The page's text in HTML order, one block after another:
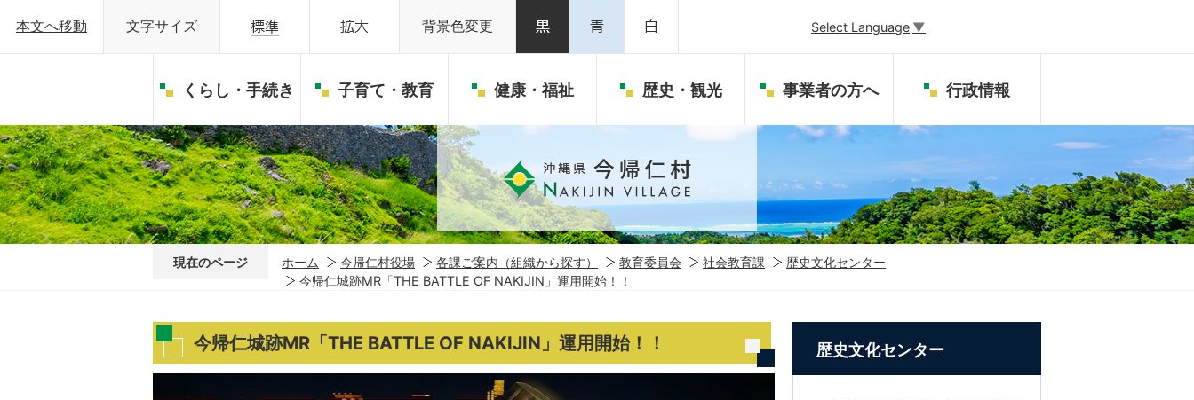
本文へ移動 文字サイズ 背景色変更 Select Language ▼
くらし・手続き 子育て・教育 健康・福祉 歴史・観光 事業者の方へ 行政情報
現在のページ ホーム 今帰仁村役場 各課ご案内（組織から探す） 教育委員会 社会教育課
歴史文化センター
今帰仁城跡MR「THE BATTLE OF NAKIJIN」運用開始！！
今帰仁城跡MR「THE BATTLE OF NAKIJIN」運用開始！！ 歴史文化センター